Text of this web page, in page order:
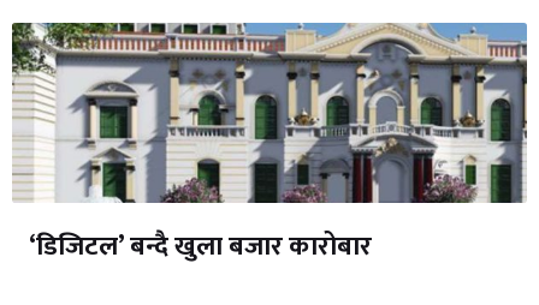
‘डिजिटल’ बन्दै खुला बजार कारोबार